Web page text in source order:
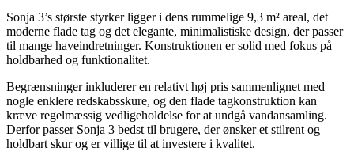
Sonja 3’s største styrker ligger i dens rummelige 9,3 m² areal, det
moderne flade tag og det elegante, minimalistiske design, der passer
til mange haveindretninger. Konstruktionen er solid med fokus på
holdbarhed og funktionalitet.
Begrænsninger inkluderer en relativt høj pris sammenlignet med
nogle enklere redskabsskure, og den flade tagkonstruktion kan
kræve regelmæssig vedligeholdelse for at undgå vandansamling.
Derfor passer Sonja 3 bedst til brugere, der ønsker et stilrent og
holdbart skur og er villige til at investere i kvalitet.